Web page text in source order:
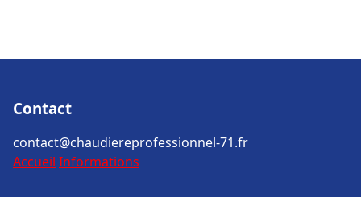
Contact
contact@chaudiereprofessionnel-71.fr
Accueil Informations